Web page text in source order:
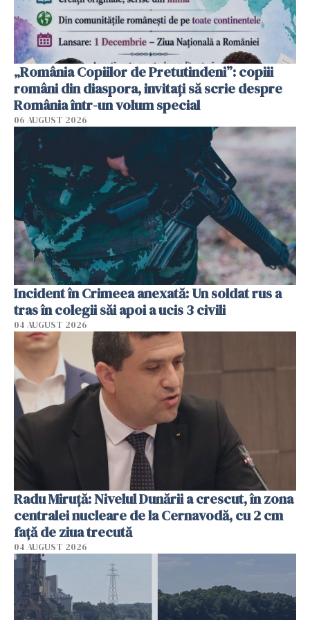
„România Copiilor de Pretutindeni”: copiii
români din diaspora, invitați să scrie despre
România într-un volum special
06 AUGUST 2026
Incident în Crimeea anexată: Un soldat rus a
tras în colegii săi apoi a ucis 3 civili
04 AUGUST 2026
Radu Miruţă: Nivelul Dunării a crescut, în zona
centralei nucleare de la Cernavodă, cu 2 cm
faţă de ziua trecută
04 AUGUST 2026